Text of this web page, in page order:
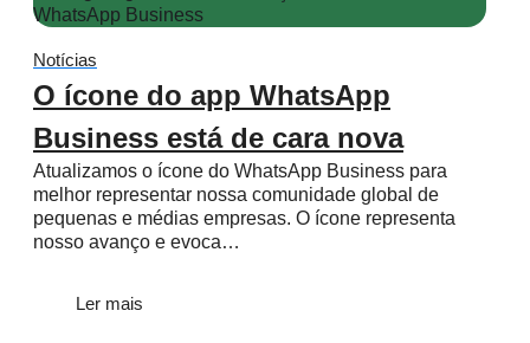
Notícias
O ícone do app WhatsApp
Business está de cara nova
Atualizamos o ícone do WhatsApp Business para
melhor representar nossa comunidade global de
pequenas e médias empresas. O ícone representa
nosso avanço e evoca…
Ler mais